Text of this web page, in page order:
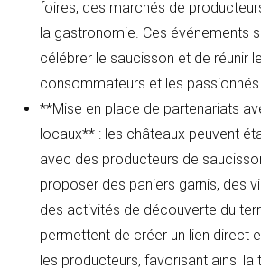
foires, des marchés de
la gastronomie. Ces événements
célébrer le saucisson et de réunir
consommateurs et les
**Mise en place de partenariats
locaux** : les châteaux peuvent
avec des producteurs de
proposer des paniers garnis, des
des activités de découverte du
permettent de créer un lien direct
les producteurs, favorisant ainsi